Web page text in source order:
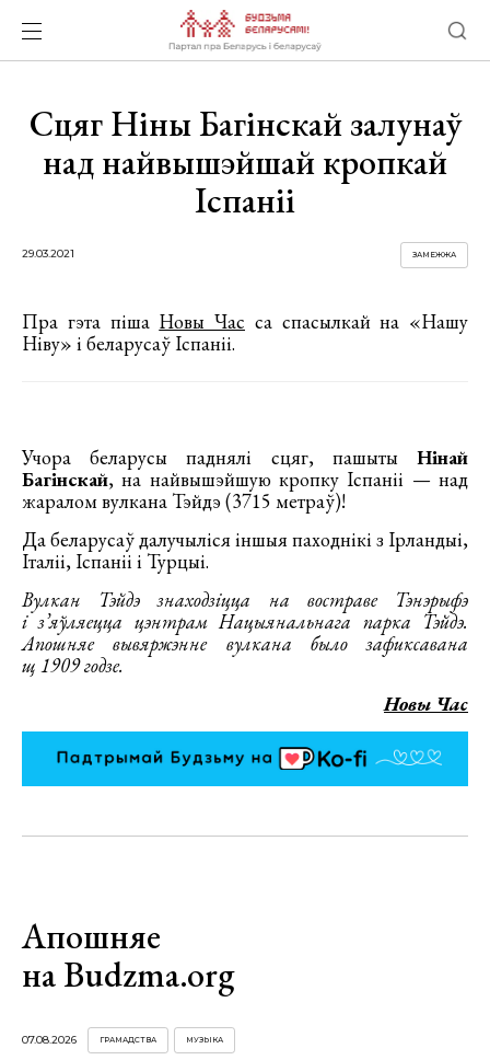
Сцяг Ніны Багінскай залунаў
над найвышэйшай кропкай
Іспаніі
29.03.2021 ЗАМЕЖЖА
Пра гэта піша Новы Час са спасылкай на «Нашу
Ніву» і беларусаў Іспаніі.
Учора беларусы паднялі сцяг, пашыты Нінай
Багінскай, на найвышэйшую кропку Іспаніі — над
жаралом вулкана Тэйдэ (3715 метраў)!
Да беларусаў далучыліся іншыя паходнікі з Ірландыі,
Італіі, Іспаніі і Турцыі.
Вулкан Тэйдэ знаходзіцца на востраве Тэнэрыфэ
і з’яўляецца цэнтрам Нацыянальнага парка Тэйдэ.
Апошняе вывяржэнне вулкана было зафиксавана
щ 1909 годзе.
Новы Час
Апошняе
на Budzma.org
07.08.2026 ГРАМАДСТВА МУЗЫКА